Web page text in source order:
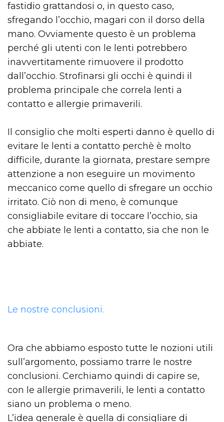
fastidio grattandosi o, in questo caso,
sfregando l’occhio, magari con il dorso della
mano. Ovviamente questo è un problema
perché gli utenti con le lenti potrebbero
inavvertitamente rimuovere il prodotto
dall’occhio. Strofinarsi gli occhi è quindi il
problema principale che correla lenti a
contatto e allergie primaverili.
Il consiglio che molti esperti danno è quello di
evitare le lenti a contatto perchè è molto
difficile, durante la giornata, prestare sempre
attenzione a non eseguire un movimento
meccanico come quello di sfregare un occhio
irritato. Ciò non di meno, è comunque
consigliabile evitare di toccare l’occhio, sia
che abbiate le lenti a contatto, sia che non le
abbiate.
Le nostre conclusioni.
Ora che abbiamo esposto tutte le nozioni utili
sull’argomento, possiamo trarre le nostre
conclusioni. Cerchiamo quindi di capire se,
con le allergie primaverili, le lenti a contatto
siano un problema o meno.
L’idea generale è quella di consigliare di